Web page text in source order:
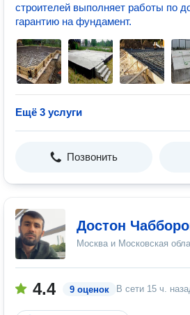
строителей выполняет работы по
гарантию на фундамент.
Ещё 3 услуги
Позвонить
Достон
Москва и Московская
4.4 9 оценок В сети 15 ч.